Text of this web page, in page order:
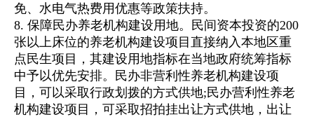
免、水电气热费用优惠等政策扶持。
8. 保障民办养老机构建设用地。民间资本投资的200
张以上床位的养老机构建设项目直接纳入本地区重
点民生项目，其建设用地指标在当地政府统筹指标
中予以优先安排。民办非营利性养老机构建设项
目，可以采取行政划拨的方式供地;民办营利性养老
机构建设项目，可采取招拍挂出让方式供地，出让